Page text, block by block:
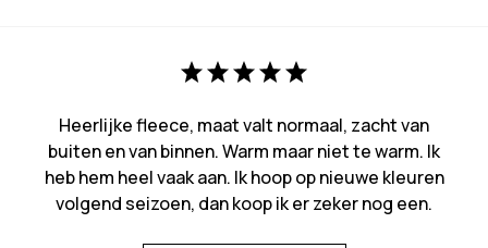
Heerlijke fleece, maat valt normaal, zacht van
buiten en van binnen. Warm maar niet te warm. Ik
heb hem heel vaak aan. Ik hoop op nieuwe kleuren
volgend seizoen, dan koop ik er zeker nog een.